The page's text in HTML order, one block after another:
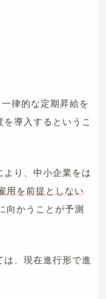
律的な定期昇給を
導入するというこ
り、中小企業をは
用を前提としない
向かうことが予測
、現在進行形で進